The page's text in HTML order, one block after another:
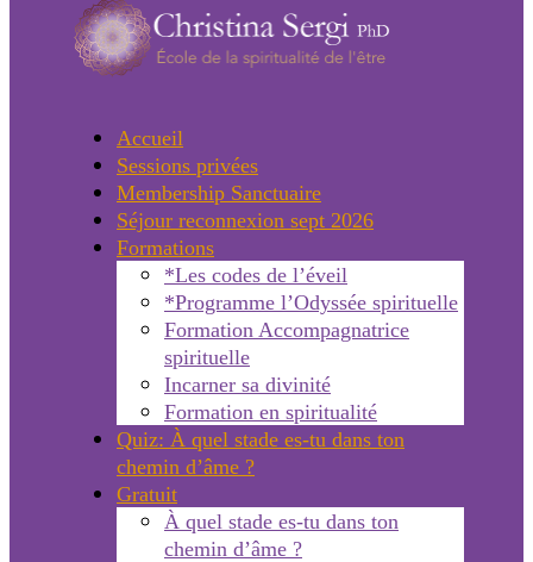
Accueil
Sessions privées
Membership Sanctuaire
Séjour reconnexion sept 2026
Formations
*Les codes de l’éveil
*Programme l’Odyssée spirituelle
Formation Accompagnatrice
spirituelle
Incarner sa divinité
Formation en spiritualité
Quiz: À quel stade es-tu dans ton
chemin d’âme ?
Gratuit
À quel stade es-tu dans ton
chemin d’âme ?